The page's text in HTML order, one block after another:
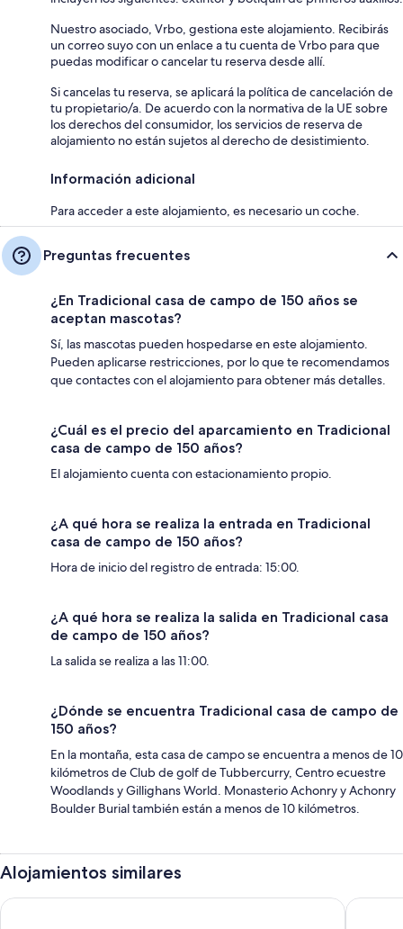
Nuestro asociado, Vrbo, gestiona este alojamiento. Recibirás
un correo suyo con un enlace a tu cuenta de Vrbo para que
puedas modificar o cancelar tu reserva desde allí.
Si cancelas tu reserva, se aplicará la política de cancelación de
tu propietario/a. De acuerdo con la normativa de la UE sobre
los derechos del consumidor, los servicios de reserva de
alojamiento no están sujetos al derecho de desistimiento.
Información adicional
Para acceder a este alojamiento, es necesario un coche.
Preguntas frecuentes
¿En Tradicional casa de campo de 150 años se
aceptan mascotas?
Sí, las mascotas pueden hospedarse en este alojamiento.
Pueden aplicarse restricciones, por lo que te recomendamos
que contactes con el alojamiento para obtener más detalles.
¿Cuál es el precio del aparcamiento en Tradicional
casa de campo de 150 años?
El alojamiento cuenta con estacionamiento propio.
¿A qué hora se realiza la entrada en Tradicional
casa de campo de 150 años?
Hora de inicio del registro de entrada: 15:00.
¿A qué hora se realiza la salida en Tradicional casa
de campo de 150 años?
La salida se realiza a las 11:00.
¿Dónde se encuentra Tradicional casa de campo de
150 años?
En la montaña, esta casa de campo se encuentra a menos de 10
kilómetros de Club de golf de Tubbercurry, Centro ecuestre
Woodlands y Gillighans World. Monasterio Achonry y Achonry
Boulder Burial también están a menos de 10 kilómetros.
Alojamientos similares
SALA Lakeside Aparthotel Twin